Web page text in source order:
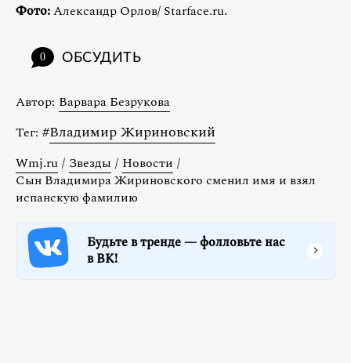
Фото:Александр Орлов/ Starface.ru.
0 ОБСУДИТЬ
Автор: Варвара Безрукова
Тег: #Владимир Жириновский
Wmj.ru / Звезды / Новости /
Сын Владимира Жириновского сменил имя и взял
испанскую фамилию
Будьте в тренде — фолловьте нас
в ВК!